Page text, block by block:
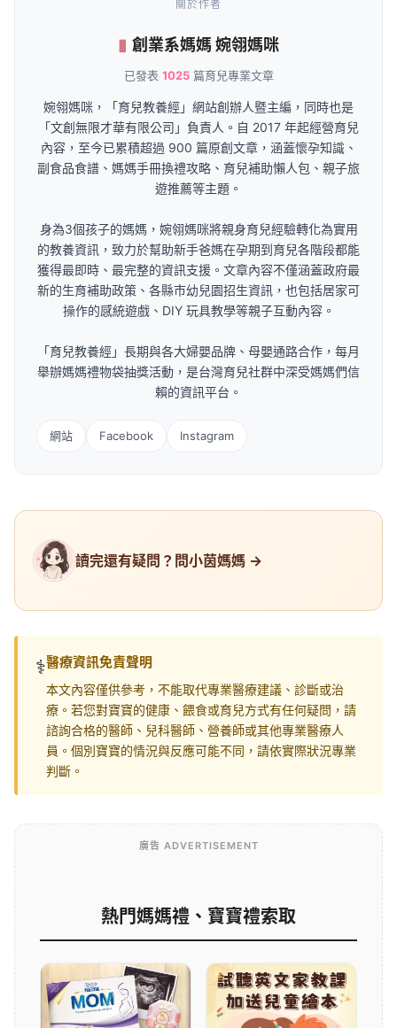
關於作者
創業系媽媽 婉翎媽咪
已發表 1025篇育兒專業文章
婉翎媽咪，「育兒教養經」網站創辦人暨主編，同時也是
「文創無限才華有限公司」負責人。自 2017 年起經營育兒
內容，至今已累積超過 900 篇原創文章，涵蓋懷孕知識、
副食品食譜、媽媽手冊換禮攻略、育兒補助懶人包、親子旅
遊推薦等主題。
身為3個孩子的媽媽，婉翎媽咪將親身育兒經驗轉化為實用
的教養資訊，致力於幫助新手爸媽在孕期到育兒各階段都能
獲得最即時、最完整的資訊支援。文章內容不僅涵蓋政府最
新的生育補助政策、各縣市幼兒園招生資訊，也包括居家可
操作的感統遊戲、DIY 玩具教學等親子互動內容。
「育兒教養經」長期與各大婦嬰品牌、母嬰通路合作，每月
舉辦媽媽禮物袋抽獎活動，是台灣育兒社群中深受媽媽們信
賴的資訊平台。
網站 Facebook Instagram
讀完還有疑問？問小茵媽媽 →
⚕️醫療資訊免責聲明
本文內容僅供參考，不能取代專業醫療建議、診斷或治
療。若您對寶寶的健康、餵食或育兒方式有任何疑問，請
諮詢合格的醫師、兒科醫師、營養師或其他專業醫療人
員。個別寶寶的情況與反應可能不同，請依實際狀況專業
判斷。
廣告 ADVERTISEMENT
熱門媽媽禮、寶寶禮索取